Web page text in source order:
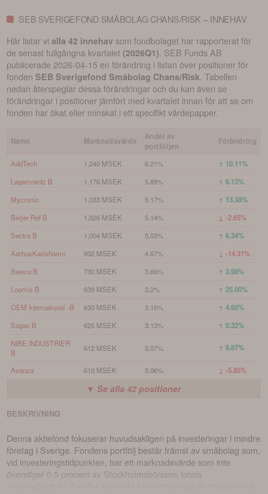
SEB SVERIGEFOND SMÅBOLAG CHANS/RISK – INNEHAV
Här listar vialla 42 innehav som fondbolaget har rapporterat för
de senast fullgångna kvartalet (2026Q1). SEB Funds AB
publicerade2026-04-15 en förändring i listan över positioner för
fonden SEB Sverigefond Småbolag Chans/Risk. Tabellen
nedan återspeglar dessa förändringar och du kan även se
förändringar i positioner jämfört med kvartalet innan för att se om
fonden har ökat eller minskat i ett specifikt värdepapper.
Namn Marknadsvärde
Andel av
portföljen
Förändring
AddTech 1,240 MSEK 6.21% ↑ 10.11%
Lagercrantz B 1,176 MSEK 5.89% ↑ 6.13%
Mycronic 1,033 MSEK 5.17% ↑ 13.38%
Beijer Ref B 1,026 MSEK 5.14% ↓ -2.65%
Sectra B 1,004 MSEK 5.03% ↑ 6.34%
AarhusKarlshamn 932 MSEK 4.67% ↓ -14.31%
Sweco B 730 MSEK 3.66% ↑ 3.98%
Loomis B 639 MSEK 3.2% ↑ 25.00%
OEM International -B 630 MSEK 3.15% ↑ 4.65%
Sagax B 625 MSEK 3.13% ↑ 0.32%
NIBE INDUSTRIER
B
612 MSEK 3.07% ↑ 8.87%
Avanza 610 MSEK 3.06% ↓ -5.85%
▼ Se alla42 positioner
BESKRIVNING
Denna aktiefond fokuserar huvudsakligen på investeringar i mindre
företag i Sverige. Fondens portfölj består främst av småbolag som,
vid investeringstidpunkten, har ett marknadsvärde som inte
överstiger 0,5 procent av Stockholmsbörsens totala